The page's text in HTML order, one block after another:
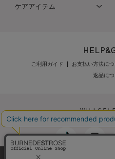
ケアアイテム
ご利用ガイド お支払い方法に
返品に